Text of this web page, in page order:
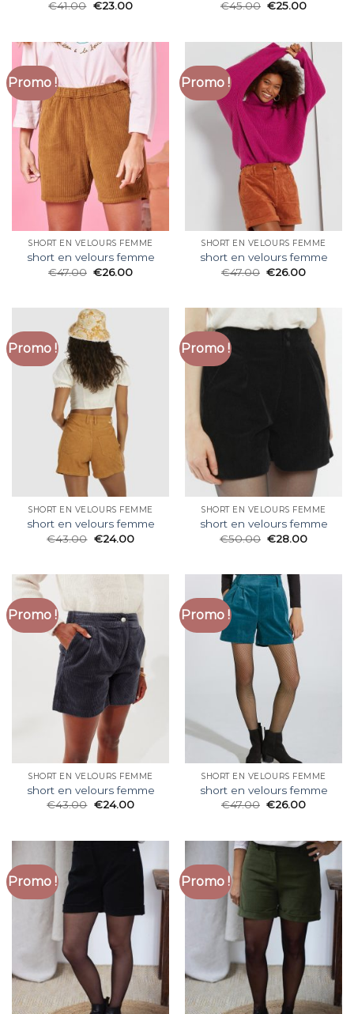
€41.00 €23.00
€45.00 €25.00
Promo !
SHORT EN VELOURS FEMME
short en velours femme
€47.00 €26.00
Promo !
SHORT EN VELOURS FEMME
short en velours femme
€47.00 €26.00
Promo !
SHORT EN VELOURS FEMME
short en velours femme
€43.00 €24.00
Promo !
SHORT EN VELOURS FEMME
short en velours femme
€50.00 €28.00
Promo !
SHORT EN VELOURS FEMME
short en velours femme
€43.00 €24.00
Promo !
SHORT EN VELOURS FEMME
short en velours femme
€47.00 €26.00
Promo ! Promo !